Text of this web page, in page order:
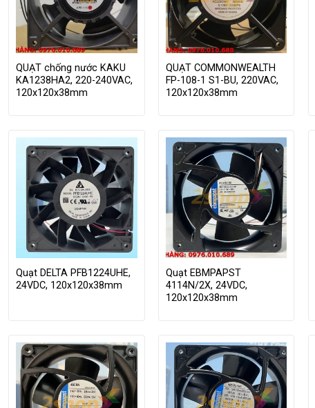
QUẠT chống nước KAKU
KA1238HA2, 220-240VAC,
120x120x38mm
QUẠT COMMONWEALTH
FP-108-1 S1-BU, 220VAC,
120x120x38mm
Quạt DELTA PFB1224UHE,
24VDC, 120x120x38mm
Quạt EBMPAPST
4114N/2X, 24VDC,
120x120x38mm